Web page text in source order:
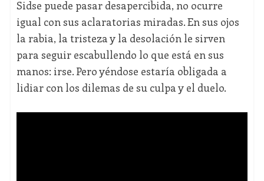
Sidse puede pasar desapercibida, no ocurre
igual con sus aclaratorias miradas. En sus ojos
la rabia, la tristeza y la desolación le sirven
para seguir escabullendo lo que está en sus
manos: irse. Pero yéndose estaría obligada a
lidiar con los dilemas de su culpa y el duelo.